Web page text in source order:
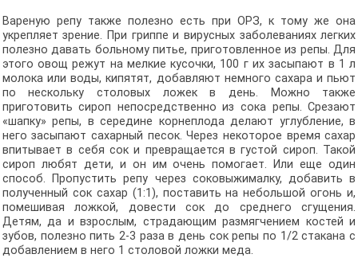
Вареную репу также полезно есть при ОРЗ, к тому же она
укрепляет зрение. При гриппе и вирусных заболеваниях легких
полезно давать больному питье, приготовленное из репы. Для
этого овощ режут на мелкие кусочки, 100 г их засыпают в 1 л
молока или воды, кипятят, добавляют немного сахара и пьют
по нескольку столовых ложек в день. Можно также
приготовить сироп непосредственно из сока репы. Срезают
«шапку» репы, в середине корнеплода делают углубление, в
него засыпают сахарный песок. Через некоторое время сахар
впитывает в себя сок и превращается в густой сироп. Такой
сироп любят дети, и он им очень помогает. Или еще один
способ. Пропустить репу через соковыжималку, добавить в
полученный сок сахар (1:1), поставить на небольшой огонь и,
помешивая ложкой, довести сок до среднего сгущения.
Детям, да и взрослым, страдающим размягчением костей и
зубов, полезно пить 2-3 раза в день сок репы по 1/2 стакана с
добавлением в него 1 столовой ложки меда.